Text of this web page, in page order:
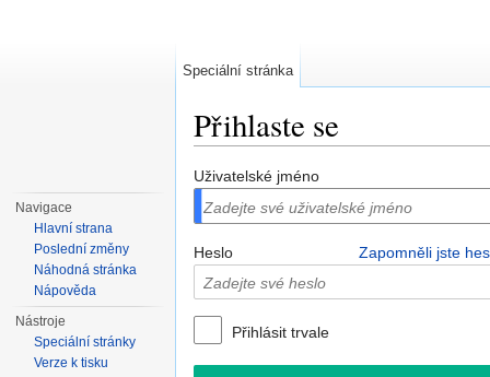
Přihlaste se
Uživatelské jméno
Heslo Zapomněli jste
Přihlásit trvale
Speciální stránka
Navigace
Hlavní strana
Poslední změny
Náhodná stránka
Nápověda
Nástroje
Speciální stránky
Verze k tisku